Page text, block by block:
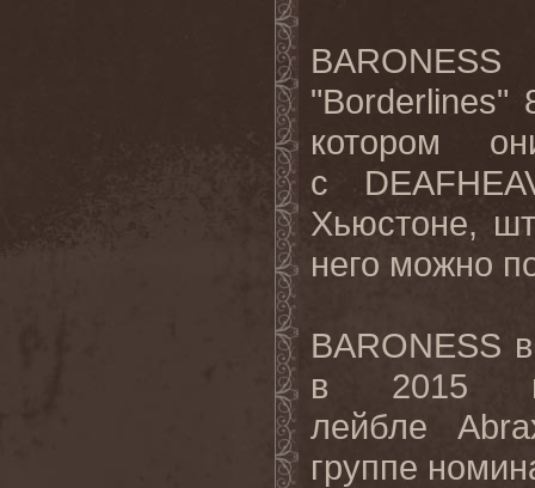
"Borderlines"
котором
с
Хьюстоне,
него можно
BARONESS
в 2015
лейбле
группе